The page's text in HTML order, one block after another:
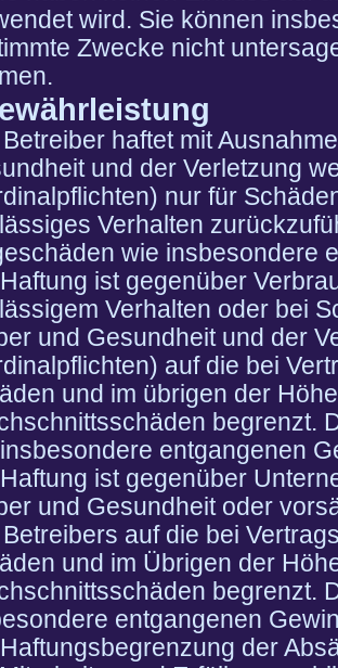
wird. Sie können
Zwecke nicht
haftet mit
und der Verletzung
nur für
Verhalten
wie insbesondere
ist gegenüber
Verhalten oder bei
und Gesundheit und der
auf die bei
und im übrigen der
begrenzt.
entgangenen
ist gegenüber
und Gesundheit oder
auf die bei
und im Übrigen der
begrenzt.
entgangenen
der